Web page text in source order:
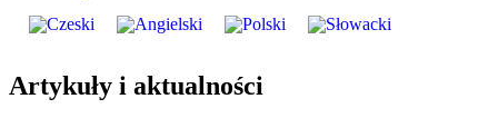
Artykuły i aktualności